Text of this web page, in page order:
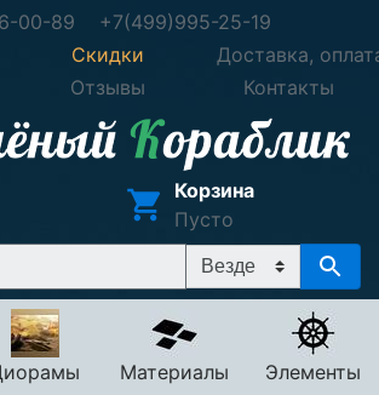
00-89
+7(499)995-25-19
Скидки
Доставка,
Отзывы Контакты
Корзина
Пусто
Материалы Элементы